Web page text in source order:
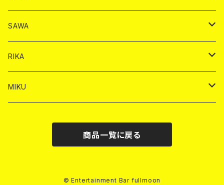
シャンパン
シャンパン
ヤードグラス
チェキ
ドリンク
ショット
シャンパン
チェキ
ドリンク
シャンパン
ショット
バイカ
チェキ
SAWA
ドリンク
シャンパン
バイカ
RIKA
ドリンク
MIKU
商品一覧に戻る
© Entertainment Bar fullmoon